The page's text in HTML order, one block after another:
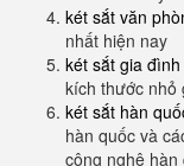
két sắt văn
nhất hiện nay
két sắt gia đình
kích thước nhỏ
két sắt hàn
hàn quốc và
công nghệ hàn